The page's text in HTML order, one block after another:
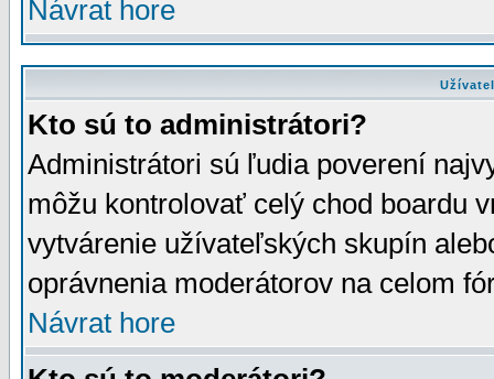
Návrat hore
Kto sú to administrátori?
Administrátori sú ľudia poverení
môžu kontrolovať celý chod boardu
vytvárenie užívateľských skupín
oprávnenia moderátorov na celom
Návrat hore